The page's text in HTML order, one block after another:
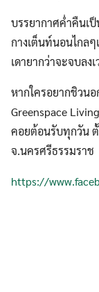
บรรยากาศค่ำคืนเ
กางเต็นท์นอนไกล
เดายากว่าจะจบลง
หากใครอยากชิวน
Greenspace
คอยต้อนรับทุกวัน
จ.นครศรีธรรมราช
https://